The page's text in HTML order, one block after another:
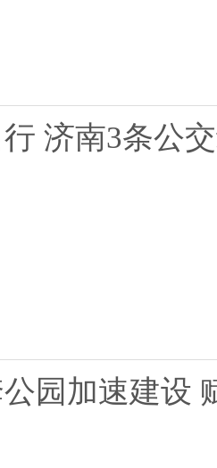
济南3条公
园加速建设